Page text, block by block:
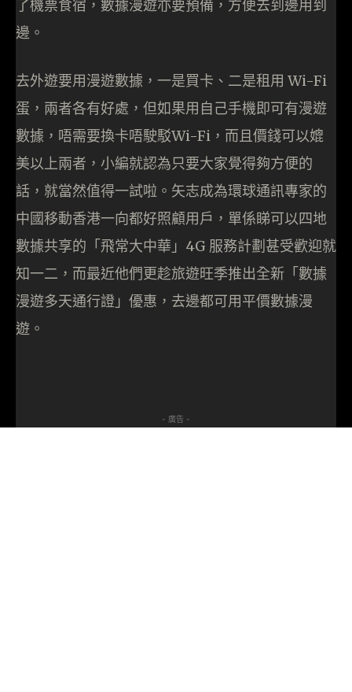
了機票食宿，數據漫遊亦要預備，方便去到邊用到
邊。
去外遊要用漫遊數據，一是買卡、二是租用 Wi-Fi
蛋，兩者各有好處，但如果用自己手機即可有漫遊
數據，唔需要換卡唔駛駁Wi-Fi，而且價錢可以媲
美以上兩者，小編就認為只要大家覺得夠方便的
話，就當然值得一試啦。矢志成為環球通訊專家的
中國移動香港一向都好照顧用戶，單係睇可以四地
數據共享的「飛常大中華」4G 服務計劃甚受歡迎就
知一二，而最近他們更趁旅遊旺季推出全新「數據
漫遊多天通行證」優惠，去邊都可用平價數據漫
遊。
- 廣告 -